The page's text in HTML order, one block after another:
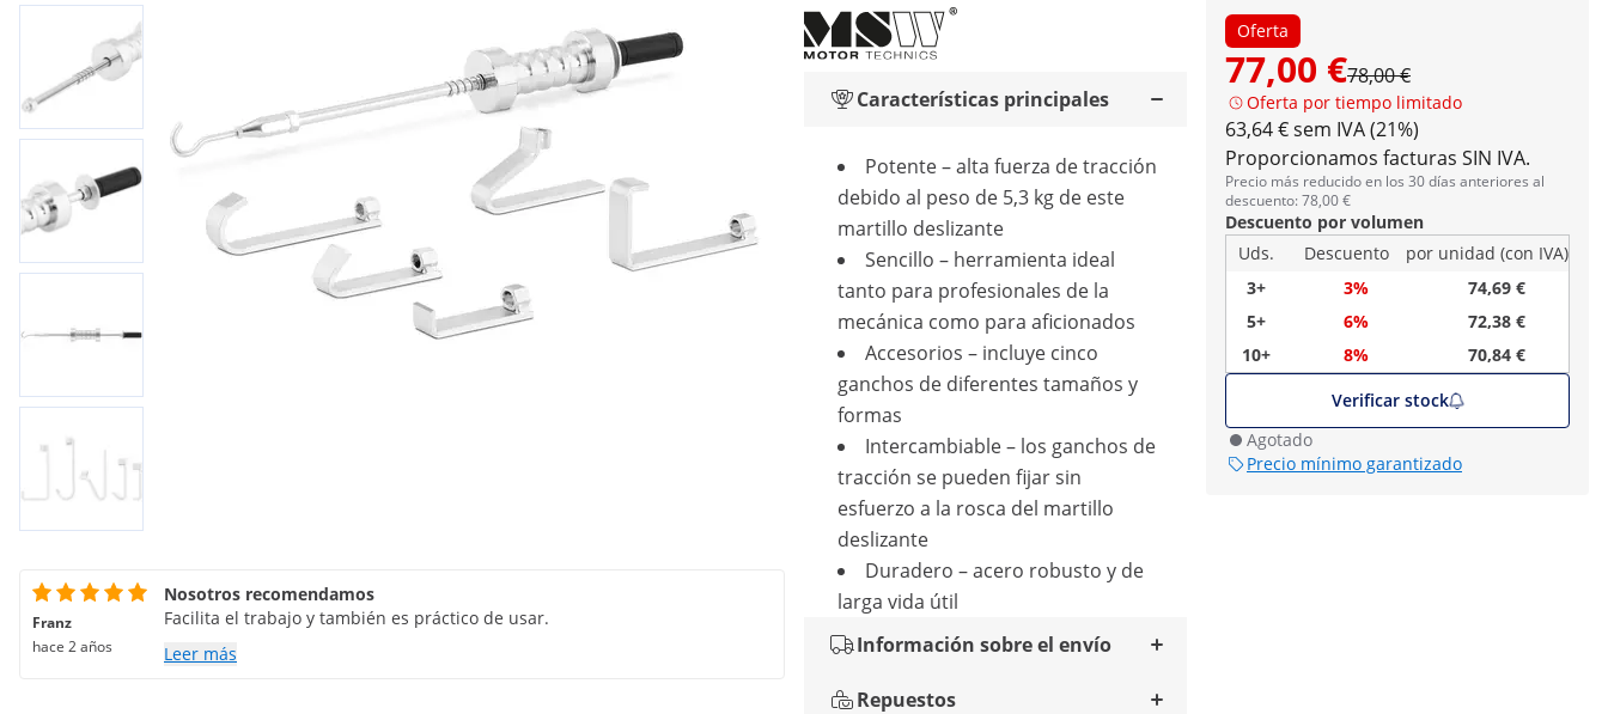
Oferta
77,00 €78,00 €
Oferta por tiempo limitado
63,64 € sem IVA (21%)
Proporcionamos facturas SIN IVA.
Precio más reducido en los 30 días anteriores al
descuento: 78,00 €
Descuento por volumen
Uds.
Descuento
por unidad (con IVA)
3+
3%
74,69 €
5+
6%
72,38 €
10+
8%
70,84 €
Verificar stock
Agotado
Precio mínimo garantizado
Características principales
Potente – alta fuerza de tracción
debido al peso de 5,3 kg de este
martillo deslizante
Sencillo – herramienta ideal
tanto para profesionales de la
mecánica como para aficionados
Accesorios – incluye cinco
ganchos de diferentes tamaños y
formas
Intercambiable – los ganchos de
tracción se pueden fijar sin
esfuerzo a la rosca del martillo
deslizante
Duradero – acero robusto y de
larga vida útil
Información sobre el envío
Repuestos
Franz
hace 2 años
Nosotros recomendamos
Facilita el trabajo y también es práctico de usar.
Leer más